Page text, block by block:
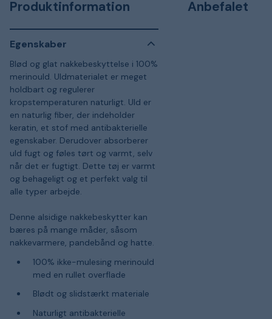
Produktinformation
Egenskaber
Blød og glat nakkebeskyttelse i 100%
merinould. Uldmaterialet er meget
holdbart og regulerer
kropstemperaturen naturligt. Uld er
en naturlig fiber, der indeholder
keratin, et stof med antibakterielle
egenskaber. Derudover absorberer
uld fugt og føles tørt og varmt, selv
når det er fugtigt. Dette tøj er varmt
og behageligt og et perfekt valg til
alle typer arbejde.
Denne alsidige nakkebeskytter kan
bæres på mange måder, såsom
nakkevarmere, pandebånd og hatte.
100% ikke-mulesing merinould
med en rullet overflade
Blødt og slidstærkt materiale
Naturligt antibakterielle
Anbefalet